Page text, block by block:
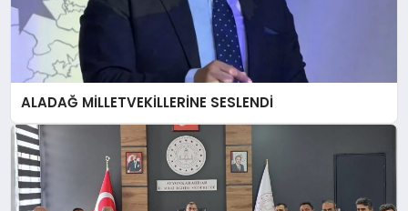
ALADAĞ MİLLETVEKİLLERİNE SESLENDİ